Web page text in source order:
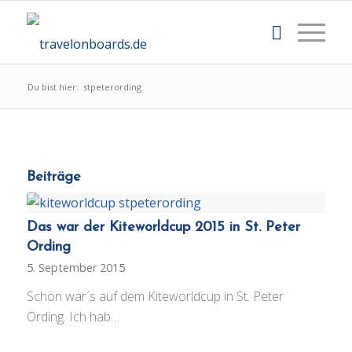
Du bist hier: stpeterording
Beiträge
Das war der Kiteworldcup 2015 in St. Peter
Ording
5. September 2015
Schön war´s auf dem Kiteworldcup in St. Peter
Ording. Ich hab…